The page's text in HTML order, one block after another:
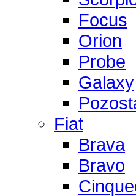
Focus
Orion
Probe
Galaxy
Fiat
Brava
Bravo